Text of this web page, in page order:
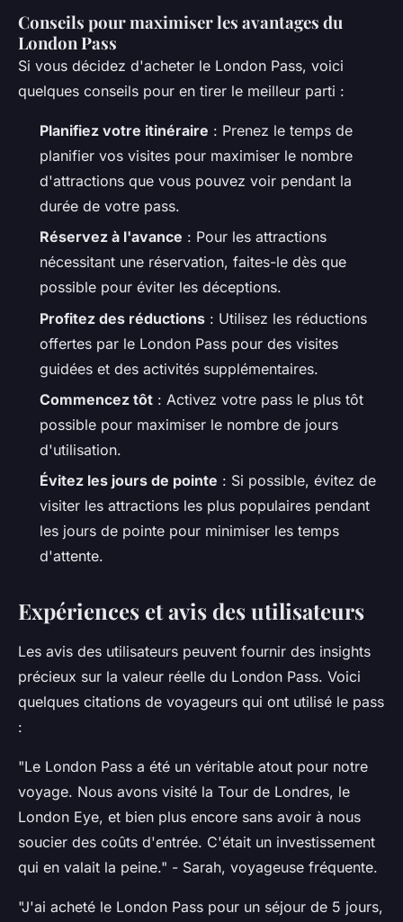
Conseils pour maximiser les avantages du
London Pass
Si vous décidez d'acheter le London Pass, voici
quelques conseils pour en tirer le meilleur parti :
Planifiez votre itinéraire : Prenez le temps de
planifier vos visites pour maximiser le nombre
d'attractions que vous pouvez voir pendant la
durée de votre pass.
Réservez à l'avance : Pour les attractions
nécessitant une réservation, faites-le dès que
possible pour éviter les déceptions.
Profitez des réductions : Utilisez les réductions
offertes par le London Pass pour des visites
guidées et des activités supplémentaires.
Commencez tôt : Activez votre pass le plus tôt
possible pour maximiser le nombre de jours
d'utilisation.
Évitez les jours de pointe : Si possible, évitez de
visiter les attractions les plus populaires pendant
les jours de pointe pour minimiser les temps
d'attente.
Expériences et avis des utilisateurs
Les avis des utilisateurs peuvent fournir des insights
précieux sur la valeur réelle du London Pass. Voici
quelques citations de voyageurs qui ont utilisé le pass
:
"Le London Pass a été un véritable atout pour notre
voyage. Nous avons visité la Tour de Londres, le
London Eye, et bien plus encore sans avoir à nous
soucier des coûts d'entrée. C'était un investissement
qui en valait la peine." - Sarah, voyageuse fréquente.
"J'ai acheté le London Pass pour un séjour de 5 jours,